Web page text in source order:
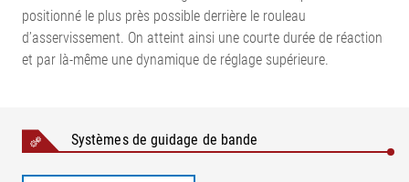
positionné le plus près possible derrière le rouleau
d’asservissement. On atteint ainsi une courte durée de réaction
et par là-même une dynamique de réglage supérieure.
Systèmes de guidage de bande